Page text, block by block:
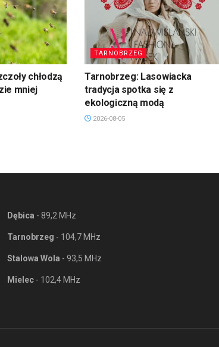
chłodzą
mniej
TARNOBRZEG
Tarnobrzeg: Lasowiacka
tradycja spotka się z
ekologiczną modą
2026-08-05
Dębica - 89,2 MHz
Tarnobrzeg - 104,7 MHz
Stalowa Wola - 93,5 MHz
Mielec - 102,4 MHz